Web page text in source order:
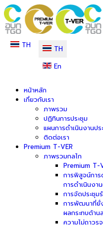
TH
TH
En
หน้าหลัก
เกี่ยวกับเรา
ภาพรวม
ปฏิทินการประชุม
แผนการดำเนินงานปร
ติดต่อเรา
Premium T-VER
ภาพรวมกลไก
Premium T-
การพิสูจน์การ
การดำเนินงา
การจัดประชุม
การพัฒนาที่ยั่
ผลกระทบด้าน
ความไม่ถาวร